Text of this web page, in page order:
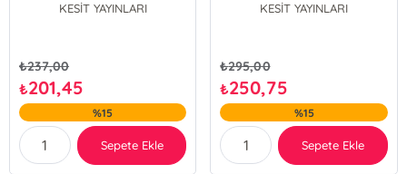
KESİT YAYINLARI
₺237,00
₺201,45
%15
Sepete Ekle
KESİT YAYINLARI
₺295,00
₺250,75
%15
Sepete Ekle